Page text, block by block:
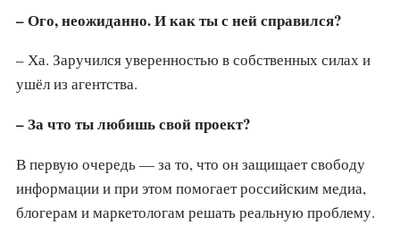
– Ого, неожиданно. И как ты с ней справился?
– Ха. Заручился уверенностью в собственных силах и
ушёл из агентства.
– За что ты любишь свой проект?
В первую очередь — за то, что он защищает свободу
информации и при этом помогает российским медиа,
блогерам и маркетологам решать реальную проблему.